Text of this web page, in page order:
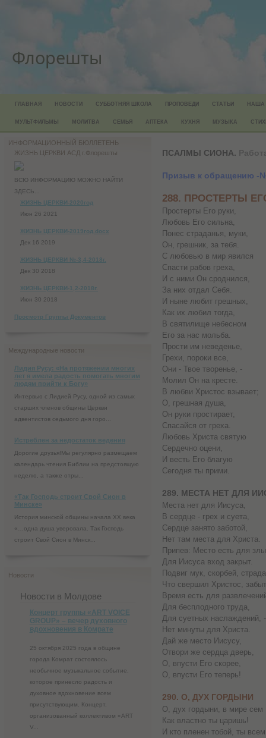
Флорешты
ГЛАВНАЯ НОВОСТИ СУББОТНЯЯ ШКОЛА ПРОПОВЕДИ СТАТЬИ НАША
МУЛЬТФИЛЬМЫ МОЛИТВА СЕМЬЯ АПТЕКА КУХНЯ МУЗЫКА
ИНФОРМАЦИОННЫЙ БЮЛЛЕТЕНЬ
ЖИЗНЬ ЦЕРКВИ АСД г.Флорешты
ВСЮ ИНФОРМАЦИЮ МОЖНО НАЙТИ
ЗДЕСЬ...
ЖИЗНЬ ЦЕРКВИ-2020год
Июн 26 2021
ЖИЗНЬ ЦЕРКВИ-2019год.docx
Дек 16 2019
ЖИЗНЬ ЦЕРКВИ №-3,4-2018г.
Дек 30 2018
ЖИЗНЬ ЦЕРКВИ-1,2-2018г.
Июн 30 2018
Просмотр Группы Документов
Международные новости
Лидия Русу: «На протяжении многих
лет я имела радость помогать многим
людям прийти к Богу»
Интервью с Лидией Русу, одной из самых
старших членов общины Церкви
адвентистов седьмого дня горо...
Истреблен за недостаток ведения
Дорогие друзья!Мы регулярно размещаем
календарь чтения Библии на предстоящую
неделю, а также отры...
«Так Господь строит Свой Сион в
Минске»
История минской общины начала XX века
«…одна душа уверовала. Так Господь
строит Свой Сион в Минск...
Новости
Новости в Молдове
Концерт группы «ART VOICE
GROUP» – вечер духовного
вдохновения в Комрате
25 октября 2025 года в общине
города Комрат состоялось
необычное музыкальное событие,
которое принесло радость и
духовное вдохновение всем
присутствующим. Концерт,
организованный коллективом «ART
V...
ПСАЛМЫ СИОНА.
Призыв к обращению -
288. ПРОСТЕРТЫ
Простерты Его руки,
Любовь Его сильна,
Понес страданья, муки,
Он, грешник, за тебя.
С любовью в мир явился
Спасти рабов греха,
И с ними Он сроднился,
За них отдал Себя.
И ныне любит грешных,
Как их любил тогда,
В святилище небесном
Его за нас мольба.
Прости им неведенье,
Грехи, пороки все,
Они - Твое творенье, -
Молил Он на кресте.
В любви Христос взывает;
О, грешная душа,
Он руки простирает,
Спасайся от греха.
Любовь Христа святую
Сердечно оцени,
И весть Его благую
Сегодня ты прими.
289. МЕСТА НЕТ ДЛЯ
Места нет для Иисуса,
В сердце - грех и суета,
Сердце занято заботой,
Нет там места для Христа.
Припев: Место есть для
Для Иисуса вход закрыт.
Подвиг мук, скорбей,
Что свершил Христос,
Время есть для
Для бесплодного труда,
Для суетных наслаждений, -
Нет минуты для Христа.
Дай же место Иисусу,
Отвори же сердца дверь,
О, впусти Его скорее,
О, впусти Его теперь!
290. О, ДУХ ГОРДЫНИ
О, дух гордыни, в мире сем
Как властно ты царишь!
И кто пленен тобой, ты всем